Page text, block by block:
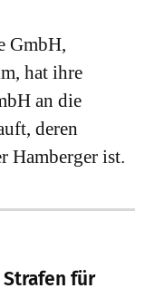
GmbH,
hat ihre
an die
deren
Hamberger ist.
Strafen für